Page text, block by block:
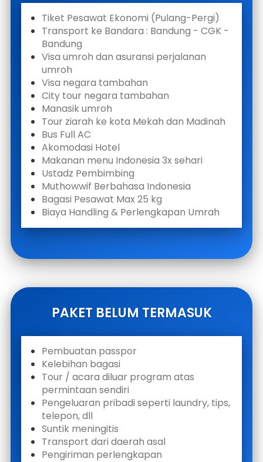
Tiket Pesawat Ekonomi (Pulang-Pergi)
Transport ke Bandara : Bandung - CGK -
Bandung
Visa umroh dan asuransi perjalanan
umroh
Visa negara tambahan
City tour negara tambahan
Manasik umroh
Tour ziarah ke kota Mekah dan Madinah
Bus Full AC
Akomodasi Hotel
Makanan menu Indonesia 3x sehari
Ustadz Pembimbing
Muthowwif Berbahasa Indonesia
Bagasi Pesawat Max 25 kg
Biaya Handling & Perlengkapan Umrah
PAKET BELUM TERMASUK
Pembuatan passpor
Kelebihan bagasi
Tour / acara diluar program atas
permintaan sendiri
Pengeluaran pribadi seperti laundry, tips,
telepon, dll
Suntik meningitis
Transport dari daerah asal
Pengiriman perlengkapan